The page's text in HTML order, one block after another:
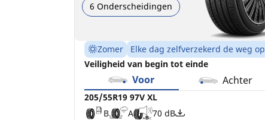
6 Onderscheidingen
Zomer
Elke dag zelfverzekerd de weg op
Veiligheid van begin tot einde
Voor Achter
205/55R19 97V XL
B
A 70 dB